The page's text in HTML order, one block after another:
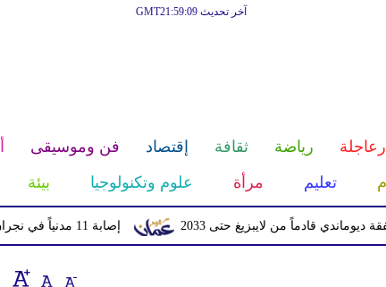
آخر تحديث GMT21:59:09
رياضة ثقافة إقتصاد فن وموسيقى
تعليم مرأة علوم وتكنولوجيا بيئة
إصابة 11 مدنياً في نجران جراء اعتداءات حوثية بالمقذوفات قادماً من لايبزيغ حتى 2033